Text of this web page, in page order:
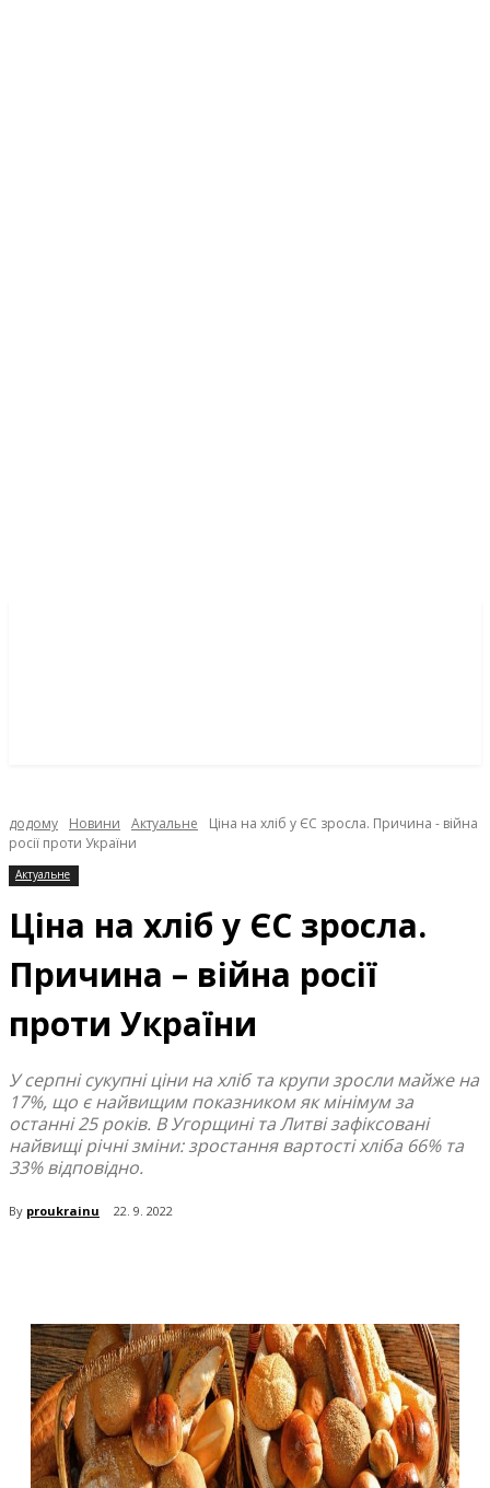
додому Новини Актуальне
Ціна на хліб у ЄС зросла. Причина - війна
росії проти України
Актуальне
Ціна на хліб у ЄС зросла.
Причина – війна росії
проти України
У серпні сукупні ціни на хліб та крупи зросли майже на
17%, що є найвищим показником як мінімум за
останні 25 років. В Угорщині та Литві зафіксовані
найвищі річні зміни: зростання вартості хліба 66% та
33% відповідно.
By proukrainu 22. 9. 2022